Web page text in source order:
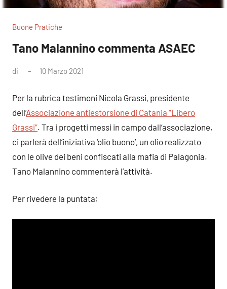
Buone Pratiche
Tano Malannino commenta ASAEC
di 10 Marzo 2021
Per la rubrica testimoni Nicola Grassi, presidente
dell’Associazione antiestorsione di Catania “Libero
Grassi”. Tra i progetti messi in campo dall’associazione,
ci parlerà dell’iniziativa ‘olio buono’, un olio realizzato
con le olive dei beni confiscati alla mafia di Palagonia.
Tano Malannino commenterà l’attività.
Per rivedere la puntata: